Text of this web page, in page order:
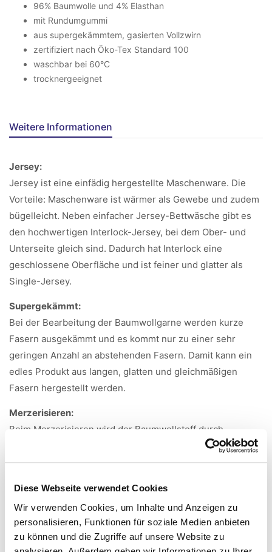
Diese Webseite verwendet Cookies
Wir verwenden Cookies, um Inhalte und Anzeigen zu
personalisieren, Funktionen für soziale Medien anbieten
zu können und die Zugriffe auf unsere Website zu
96% Baumwolle und 4% Elasthan
mit Rundumgummi
aus supergekämmtem, gasierten Vollzwirn
zertifiziert nach Öko-Tex Standard 100
waschbar bei 60°C
trocknergeeignet
Weitere Informationen
Jersey:
Jersey ist eine einfädig hergestellte Maschenware. Die
Vorteile: Maschenware ist wärmer als Gewebe und zudem
bügelleicht. Neben einfacher Jersey-Bettwäsche gibt es
den hochwertigen Interlock-Jersey, bei dem Ober- und
Unterseite gleich sind. Dadurch hat Interlock eine
geschlossene Oberfläche und ist feiner und glatter als
Single-Jersey.
Supergekämmt:
Bei der Bearbeitung der Baumwollgarne werden kurze
Fasern ausgekämmt und es kommt nur zu einer sehr
geringen Anzahl an abstehenden Fasern. Damit kann ein
edles Produkt aus langen, glatten und gleichmäßigen
Fasern hergestellt werden.
Merzerisieren:
Beim Merzerisieren wird der Baumwollstoff durch
Natronlauge veredelt. Die Fasern quellen und runden sich,
wodurch der Stoff an Festigkeit gewinnt und
Bettwäsche aus merzerisierter Baumwolle bestechen
besonders durch ihren tollen Glanz.
Größenhinweise Comfort-Laken: